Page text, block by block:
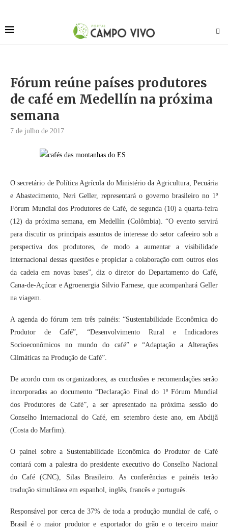
Fórum reúne países produtores
de café em Medellín na próxima
semana
7 de julho de 2017
O secretário de Política Agrícola do Ministério da Agricultura, Pecuária
e Abastecimento, Neri Geller, representará o governo brasileiro no 1º
Fórum Mundial dos Produtores de Café, de segunda (10) a quarta-feira
(12) da próxima semana, em Medellín (Colômbia). “O evento servirá
para discutir os principais assuntos de interesse do setor cafeeiro sob a
perspectiva dos produtores, de modo a aumentar a visibilidade
internacional dessas questões e propiciar a colaboração com outros elos
da cadeia em novas bases”, diz o diretor do Departamento do Café,
Cana-de-Açúcar e Agroenergia Silvio Farnese, que acompanhará Geller
na viagem.
A agenda do fórum tem três painéis: “Sustentabilidade Econômica do
Produtor de Café”, “Desenvolvimento Rural e Indicadores
Socioeconômicos no mundo do café” e “Adaptação a Alterações
Climáticas na Produção de Café”.
De acordo com os organizadores, as conclusões e recomendações serão
incorporadas ao documento “Declaração Final do 1º Fórum Mundial
dos Produtores de Café”, a ser apresentado na próxima sessão do
Conselho Internacional do Café, em setembro deste ano, em Abdijã
(Costa do Marfim).
O painel sobre a Sustentabilidade Econômica do Produtor de Café
contará com a palestra do presidente executivo do Conselho Nacional
do Café (CNC), Silas Brasileiro. As conferências e painéis terão
tradução simultânea em espanhol, inglês, francês e português.
Responsável por cerca de 37% de toda a produção mundial de café, o
Brasil é o maior produtor e exportador do grão e o terceiro maior